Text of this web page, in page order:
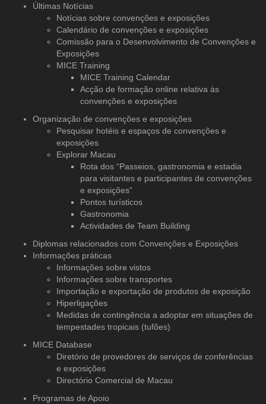
Últimas Notícias
Notícias sobre convenções e exposições
Calendário de convenções e exposições
Comissão para o Desenvolvimento de Convenções e
Exposições
MICE Training
MICE Training Calendar
Acção de formação online relativa às
convenções e exposições
Organização de convenções e exposições
Pesquisar hotéis e espaços de convenções e
exposições
Explorar Macau
Rota dos “Passeios, gastronomia e estadia
para visitantes e participantes de convenções
e exposições”
Pontos turísticos
Gastronomia
Actividades de Team Building
Diplomas relacionados com Convenções e Exposições
Informações práticas
Informações sobre vistos
Informações sobre transportes
Importação e exportação de produtos de exposição
Hiperligações
Medidas de contingência a adoptar em situações de
tempestades tropicais (tufões)
MICE Database
Diretório de provedores de serviços de conferências
e exposições
Directório Comercial de Macau
Programas de Apoio